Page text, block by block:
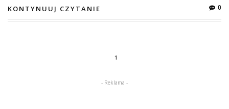
KONTYNUUJ CZYTANIE 0
1
- Reklama -